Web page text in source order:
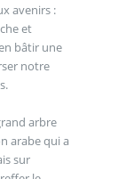
avenirs :
et
bâtir une
notre
arbre
arabe qui a
sur